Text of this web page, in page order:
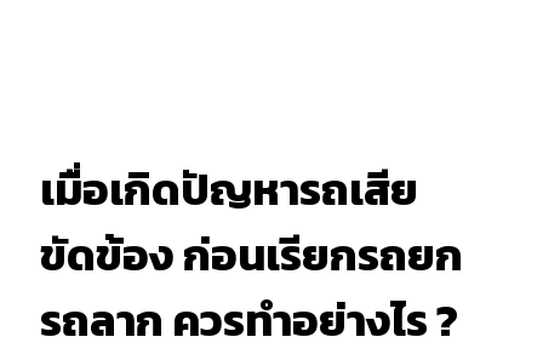
เมื่อเกิดปัญหารถเสีย
ขัดข้อง ก่อนเรียกรถยก
รถลาก ควรทำอย่างไร ?